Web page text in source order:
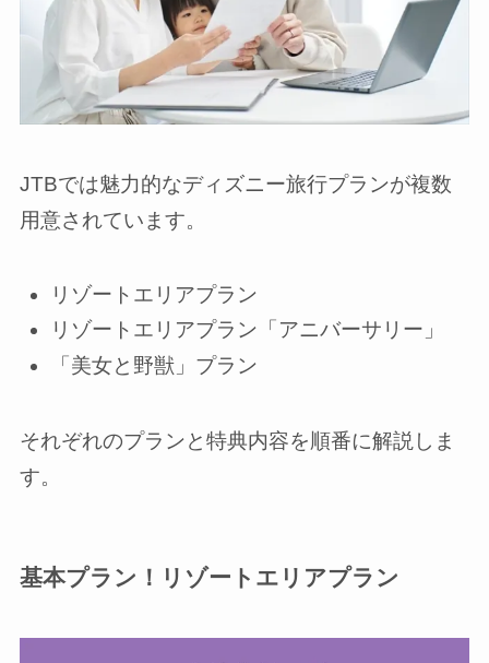
JTBでは魅力的なディズニー旅行プランが複数
用意されています。
リゾートエリアプラン
リゾートエリアプラン「アニバーサリー」
「美女と野獣」プラン
それぞれのプランと特典内容を順番に解説しま
す。
基本プラン！リゾートエリアプラン